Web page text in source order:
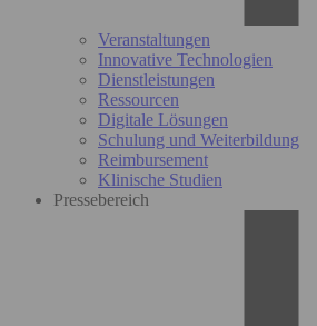
Veranstaltungen
Innovative Technologien
Dienstleistungen
Ressourcen
Digitale Lösungen
Schulung und Weiterbildung
Reimbursement
Klinische Studien
Pressebereich